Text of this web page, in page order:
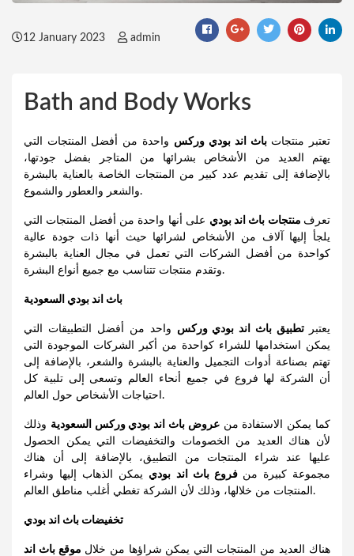
12 January 2023 admin
Bath and Body Works
تعتبر منتجاتباث اند بودي وركس واحدة من أفضل المنتجات التي
يهتم العديد من الأشخاص بشرائها من المتاجر بفضل جودتها،
بالإضافة إلى تقديم عدد كبير من المنتجات الخاصة بالعناية بالبشرة
والشعر والعطور والشموع.
تعرف منتجات باث اند بودي على أنها واحدة من أفضل المنتجات التي
يلجأ إليها آلاف من الأشخاص لشرائها حيث أنها ذات جودة عالية
كواحدة من أفضل الشركات التي تعمل في مجال العناية بالبشرة
وتقدم منتجات تتناسب مع جميع أنواع البشرة.
باث اند بودي السعودية
يعتبر تطبيق باث اند بودي وركس
واحد من أفضل التطبيقات التي
يمكن استخدامها للشراء كواحدة من أكبر الشركات الموجودة التي
تهتم بصناعة أدوات التجميل والعناية بالبشرة والشعر، بالإضافة إلى
أن الشركة لها فروع في جميع أنحاء العالم وتسعى إلى تلبية كل
احتياجات الأشخاص حول العالم.
كما يمكن الاستفادة منعروض باث اند بودي وركس السعودية وذلك
لأن هناك العديد من الخصومات والتخفيضات التي يمكن الحصول
عليها عند شراء المنتجات من التطبيق، بالإضافة إلى أن هناك
مجموعة كبيرة من فروع باث اند بودي يمكن الذهاب إليها وشراء
المنتجات من خلالها، وذلك لأن الشركة تغطي أغلب مناطق العالم.
تخفيضات باث اند بودي
هناك العديد من المنتجات التي يمكن شراؤها من خلال موقع باث اند